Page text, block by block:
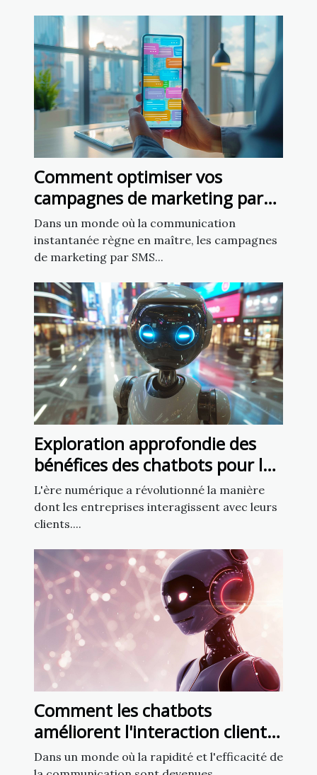
Comment optimiser vos
campagnes de marketing par
SMS pour un impact maximal
Dans un monde où la communication
instantanée règne en maître, les campagnes
de marketing par SMS...
Exploration approfondie des
bénéfices des chatbots pour la
fidélisation client
L'ère numérique a révolutionné la manière
dont les entreprises interagissent avec leurs
clients....
Comment les chatbots
améliorent l'interaction client
dans le secteur francophone
Dans un monde où la rapidité et l'efficacité de